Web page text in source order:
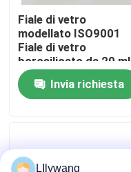
Notizie
blog
fiale di vetro tubolari
Fiale di vetro
modellato ISO9001
Fiale di vetro
borosilicato da 20 ml
30 ml 50 ml 100 ml
Invia richiesta
LIlywang